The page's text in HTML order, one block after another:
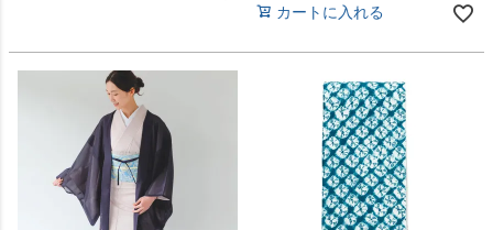
カートに入れる